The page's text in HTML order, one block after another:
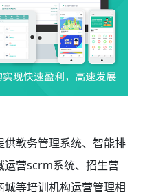
供教务管理系统、智能排
运营scrm系统、招生营
等培训机构运营管理相